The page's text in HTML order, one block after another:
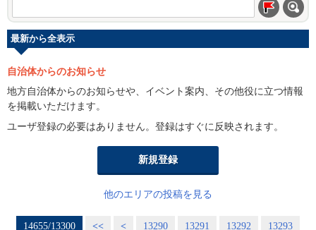
最新から全表示
自治体からのお知らせ
地方自治体からのお知らせや、イベント案内、その他役に立つ情報
を掲載いただけます。
ユーザ登録の必要はありません。登録はすぐに反映されます。
新規登録
他のエリアの投稿を見る
14655/13300 << < 13290 13291 13292
13293